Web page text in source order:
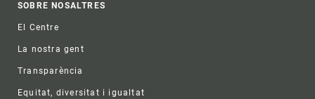
Footer
SOBRE NOSALTRES
El Centre
La nostra gent
Transparència
Equitat, diversitat i igualtat